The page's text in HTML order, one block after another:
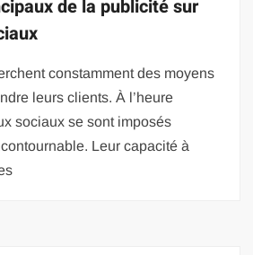
de la publicité sur
constamment des moyens
leurs clients. À l’heure
sociaux se sont imposés
Leur capacité à